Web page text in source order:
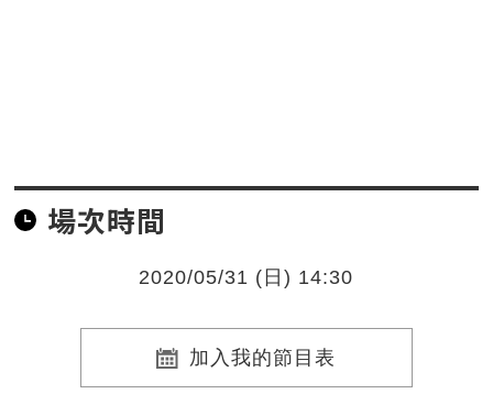
場次時間
2020/05/31 (日) 14:30
加入我的節目表